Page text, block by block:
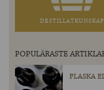
DESTILLATKUNSKAP
POPULÄRASTE
FLASKA